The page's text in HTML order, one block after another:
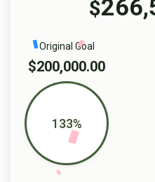
$
Original Goal
$200,000.00
133%